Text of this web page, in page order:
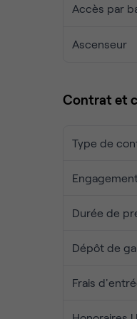
la
Accès par
Ascenseur
Contrat et
Type de
Durée de
Dépôt de
Frais